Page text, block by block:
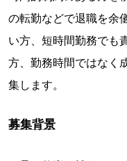
の転勤などで退職を余
い方、短時間勤務でも
方、勤務時間ではなく
集します。
募集背景